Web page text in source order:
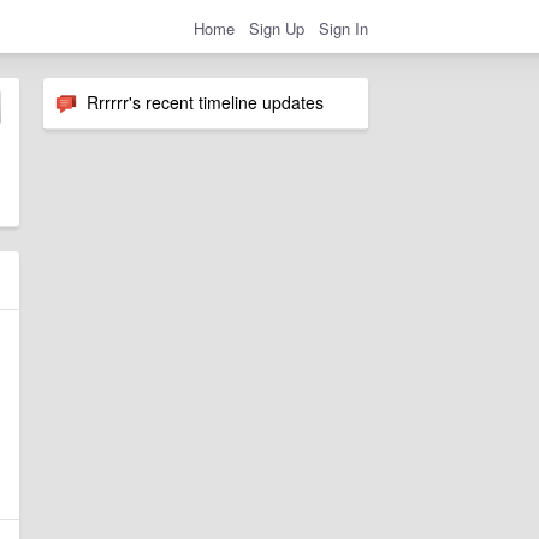
Home Sign Up Sign In
Rrrrrr's recent timeline updates